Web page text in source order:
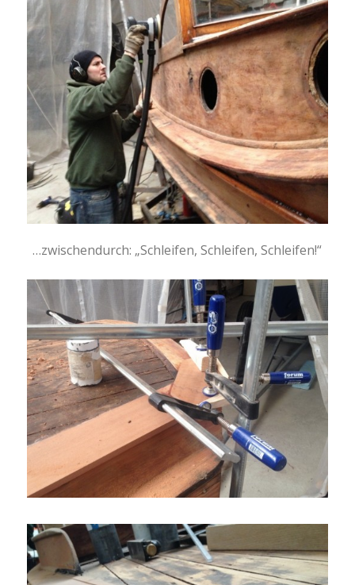
…zwischendurch: „Schleifen, Schleifen, Schleifen!“